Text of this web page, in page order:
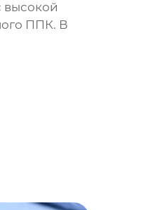
высокой
ППК. В